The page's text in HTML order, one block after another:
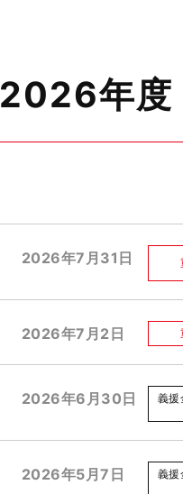
2026年度
2026年7月31日
2026年7月2日
2026年6月30日
義援
2026年5月7日
義援